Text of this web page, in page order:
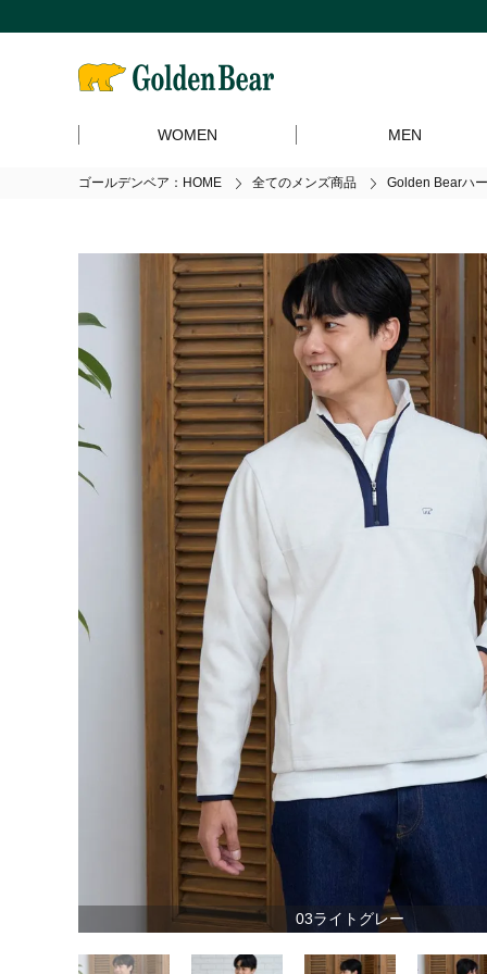
WOMEN MEN
ゴールデンベア：HOME 全てのメンズ商品 Golden Bearハ
03ライトグレー